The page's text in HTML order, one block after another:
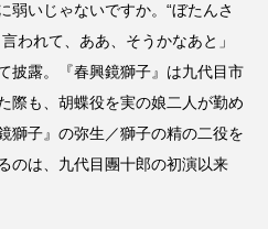
弱いじゃないですか。“ぼたんさ
われて、ああ、そうかなあと」
披露。『春興鏡獅子』は九代目市
際も、胡蝶役を実の娘二人が勤め
獅子』の弥生／獅子の精の二役を
のは、九代目團十郎の初演以来